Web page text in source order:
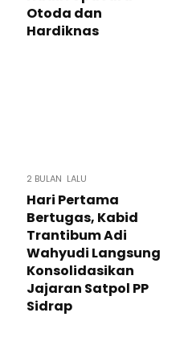
Otoda dan
Hardiknas
2 BULAN LALU
Hari Pertama
Bertugas, Kabid
Trantibum Adi
Wahyudi Langsung
Konsolidasikan
Jajaran Satpol PP
Sidrap